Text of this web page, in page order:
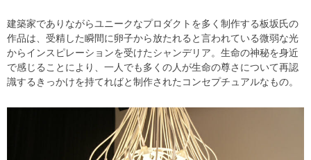
建築家でありながらユニークなプロダクトを多く制作する板坂氏の
作品は、受精した瞬間に卵子から放たれると言われている微弱な光
からインスピレーションを受けたシャンデリア。生命の神秘を身近
で感じることにより、一人でも多くの人が生命の尊さについて再認
識するきっかけを持てればと制作されたコンセプチュアルなもの。